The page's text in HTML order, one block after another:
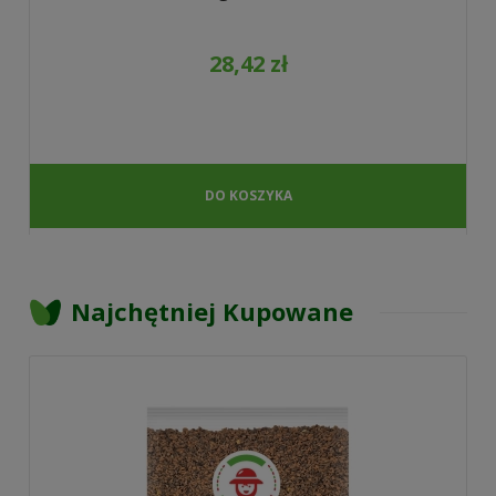
28,42 zł
DO KOSZYKA
Najchętniej Kupowane